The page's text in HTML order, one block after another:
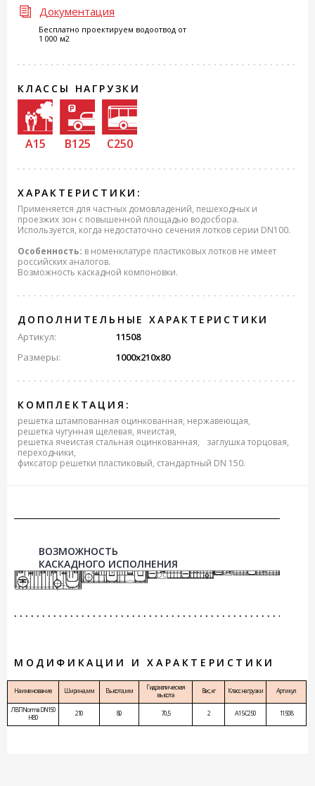
Документация
Бесплатно проектируем водоотвод от
1 000 м2
КЛАССЫ НАГРУЗКИ
A15 B125 C250
ХАРАКТЕРИСТИКИ:
Применяется для частных домовладений, пешеходных и
проезжих зон с повышенной площадью водосбора.
Используется, когда недостаточно сечения лотков серии DN100.
Особенность: в номенклатуре пластиковых лотков не имеет
российских аналогов.
Возможность каскадной компоновки.
ДОПОЛНИТЕЛЬНЫЕ ХАРАКТЕРИСТИКИ
Артикул:
11508
Размеры:
1000х210х80
КОМПЛЕКТАЦИЯ:
решетка штампованная оцинкованная, нержавеющая,
решетка чугунная щелевая, ячеистая,
решетка ячеистая стальная оцинкованная,
заглушка торцовая,
переходники,
фиксатор решетки пластиковый, стандартный DN 150.
ВОЗМОЖНОСТЬ
КАСКАДНОГО ИСПОЛНЕНИЯ
МОДИФИКАЦИИ И ХАРАКТЕРИСТИКИ
Наименование Ширина, мм Высота, мм
Гидравлическая
высота
Вес, кг Класс нагрузки Артикул
ЛВП Norma DN150
H80
210 80 70,5 2 A15-C250 11508